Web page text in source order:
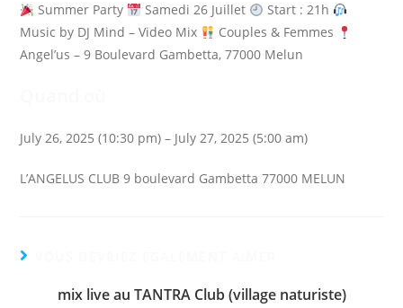
Summer Party Samedi 26 Juillet
Start : 21h
Music by DJ Mind – Video Mix
Couples & Femmes
Angel’us – 9 Boulevard Gambetta, 77000 Melun
July 26, 2025 (10:30 pm) – July 27, 2025 (5:00 am)
L’ANGELUS CLUB 9 boulevard Gambetta 77000 MELUN
mix live au TANTRA Club (village naturiste)